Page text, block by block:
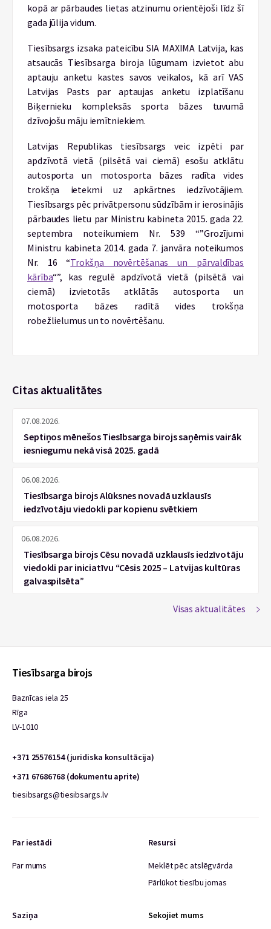
kopā ar pārbaudes lietas atzinumu orientējoši līdz šī
gada jūlija vidum.
Tiesībsargs izsaka pateicību SIA MAXIMA Latvija, kas
atsaucās Tiesībsarga biroja lūgumam izvietot abu
aptauju anketu kastes savos veikalos, kā arī VAS
Latvijas Pasts par aptaujas anketu izplatīšanu
Biķernieku kompleksās sporta bāzes tuvumā
dzīvojošu māju iemītniekiem.
Latvijas Republikas tiesībsargs veic izpēti par
apdzīvotā vietā (pilsētā vai ciemā) esošu atklātu
autosporta un motosporta bāzes radīta vides
trokšņa ietekmi uz apkārtnes iedzīvotājiem.
Tiesībsargs pēc privātpersonu sūdzībām ir ierosinājis
pārbaudes lietu par Ministru kabineta 2015. gada 22.
septembra noteikumiem Nr. 539 “”Grozījumi
Ministru kabineta 2014. gada 7. janvāra noteikumos
Nr. 16 “Trokšņa novērtēšanas un pārvaldības
kārība“”, kas regulē apdzīvotā vietā (pilsētā vai
ciemā) izvietotās atklātās autosporta un
motosporta bāzes radītā vides trokšņa
robežlielumus un to novērtēšanu.
Citas aktualitātes
07.08.2026.
Septiņos mēnešos Tiesībsarga birojs saņēmis vairāk
iesniegumu nekā visā 2025. gadā
06.08.2026.
Tiesībsarga birojs Alūksnes novadā uzklausīs
iedzīvotāju viedokli par kopienu svētkiem
06.08.2026.
Tiesībsarga birojs Cēsu novadā uzklausīs iedzīvotāju
viedokli par iniciatīvu “Cēsis 2025 – Latvijas kultūras
galvaspilsēta”
Visas aktualitātes
Tiesībsarga birojs
Baznīcas iela 25
Rīga
LV-1010
+371 25576154 (juridiska konsultācija)
+371 67686768 (dokumentu aprite)
tiesibsargs@tiesibsargs.lv
Par iestādi
Par mums
Resursi
Meklēt pēc atslēgvārda
Pārlūkot tiesību jomas
Saziņa Sekojiet mums